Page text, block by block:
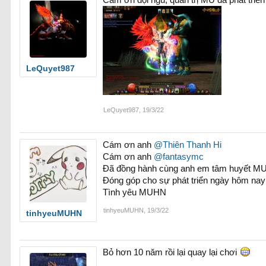
LeQuyet987
LeQuyet987 19/3/22
tinhyeuMUHN
Cám ơn anh @Thiên Thanh Hi
Cám ơn anh @fantasymc
Đã đồng hành cùng anh em tâm huyết
Đóng góp cho sự phát triển ngày hôm nay
Tình yêu MUHN
tinhyeuMUHN 19/3/22
Bỏ hơn 10 năm rồi lại quay lại chơi